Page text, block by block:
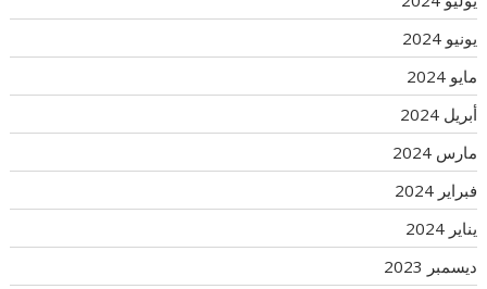
يونيو 2024
مايو 2024
أبريل 2024
مارس 2024
فبراير 2024
يناير 2024
ديسمبر 2023